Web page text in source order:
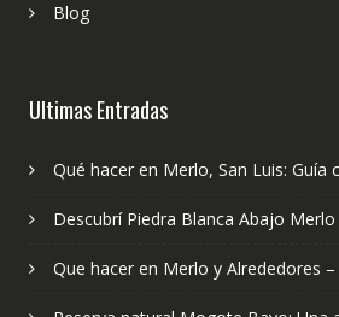
Blog
Ultimas Entradas
Qué hacer en Merlo, San Luis: Guía
Descubrí Piedra Blanca Abajo Merlo
Que hacer en Merlo y Alrededores